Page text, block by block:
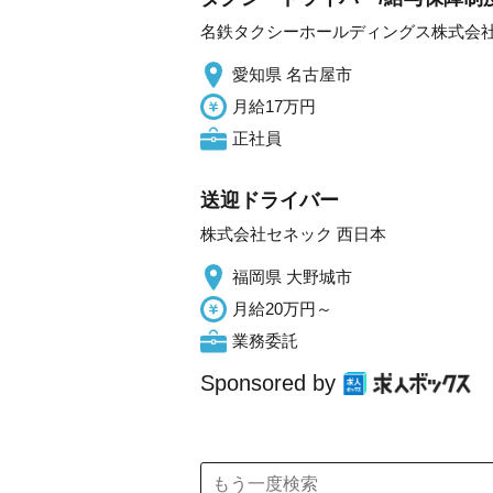
名鉄タクシーホールディングス株式会
愛知県 名古屋市
月給17万円
正社員
送迎ドライバー
株式会社セネック 西日本
福岡県 大野城市
月給20万円～
業務委託
Sponsored by